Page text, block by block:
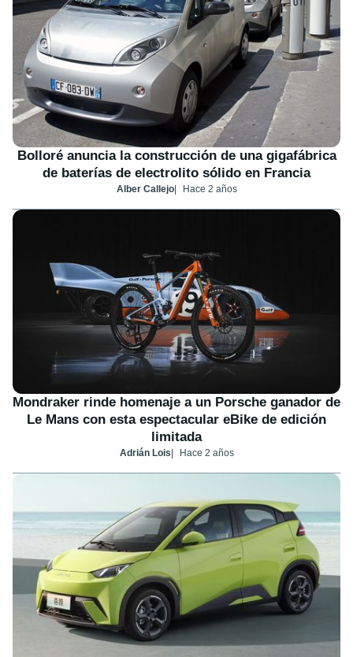
Bolloré anuncia la construcción de una gigafábrica
de baterías de electrolito sólido en Francia
Alber Callejo Hace 2 años
Mondraker rinde homenaje a un Porsche ganador de
Le Mans con esta espectacular eBike de edición
limitada
Adrián Lois Hace 2 años